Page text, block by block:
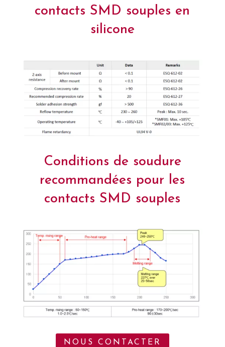
contacts SMD souples en
silicone
Conditions de soudure
recommandées pour les
contacts SMD souples
NOUS CONTACTER